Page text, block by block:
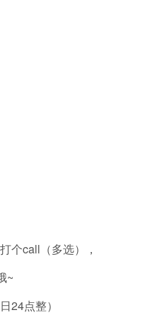
个call（多选），
~
24点整）